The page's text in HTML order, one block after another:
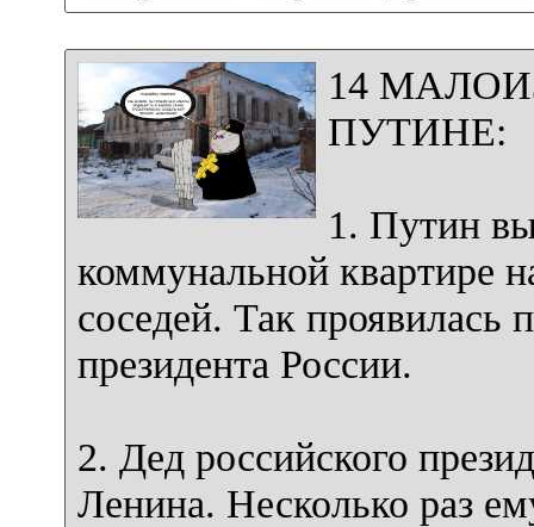
14
ПУТИНЕ:
1. Путин
коммунальной квартире
соседей. Так проявилась
президента России.
2. Дед российского
Ленина. Несколько раз